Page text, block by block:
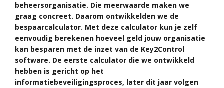
beheersorganisatie. Die meerwaarde maken we
graag concreet. Daarom ontwikkelden we de
bespaarcalculator. Met deze calculator kun je zelf
eenvoudig berekenen hoeveel geld jouw organisatie
kan besparen met de inzet van de Key2Control
software. De eerste calculator die we ontwikkeld
hebben is gericht op het
informatiebeveiligingsproces, later dit jaar volgen